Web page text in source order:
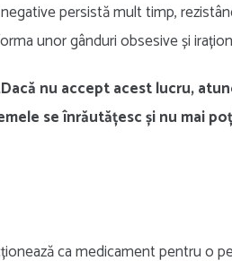
persistă mult timp,
unor gânduri obsesive și
nu accept acest lucru,
se înrăutățesc și nu mai
ca medicament pentru o